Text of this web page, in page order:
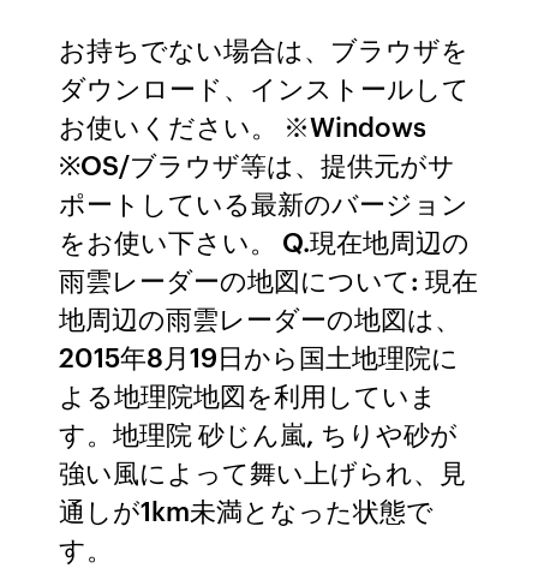
お持ちでない場合は、ブラウザを
ダウンロード、インストールして
お使いください。 ※Windows
※OS/ブラウザ等は、提供元がサ
ポートしている最新のバージョン
をお使い下さい。 Q.現在地周辺の
雨雲レーダーの地図について: 現在
地周辺の雨雲レーダーの地図は、
2015年8月19日から国土地理院に
よる地理院地図を利用していま
す。地理院 砂じん嵐, ちりや砂が
強い風によって舞い上げられ、見
通しが1km未満となった状態で
す。